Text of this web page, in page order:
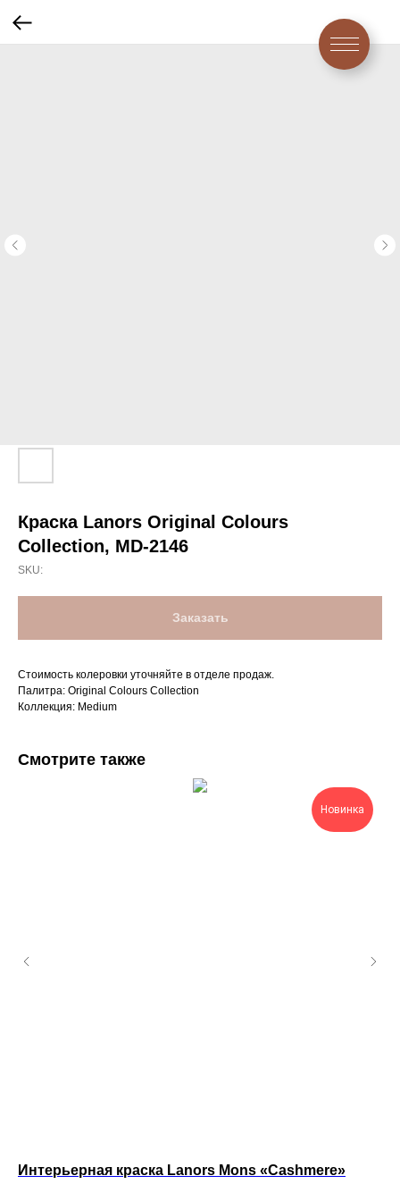
Краска Lanors Original Colours
Collection, MD-2146
SKU:
Заказать
Стоимость колеровки уточняйте в отделе продаж.
Палитра: Original Colours Collection
Коллекция: Medium
Смотрите также
Новинка
Интерьерная краска Lanors Mons «Cashmere»